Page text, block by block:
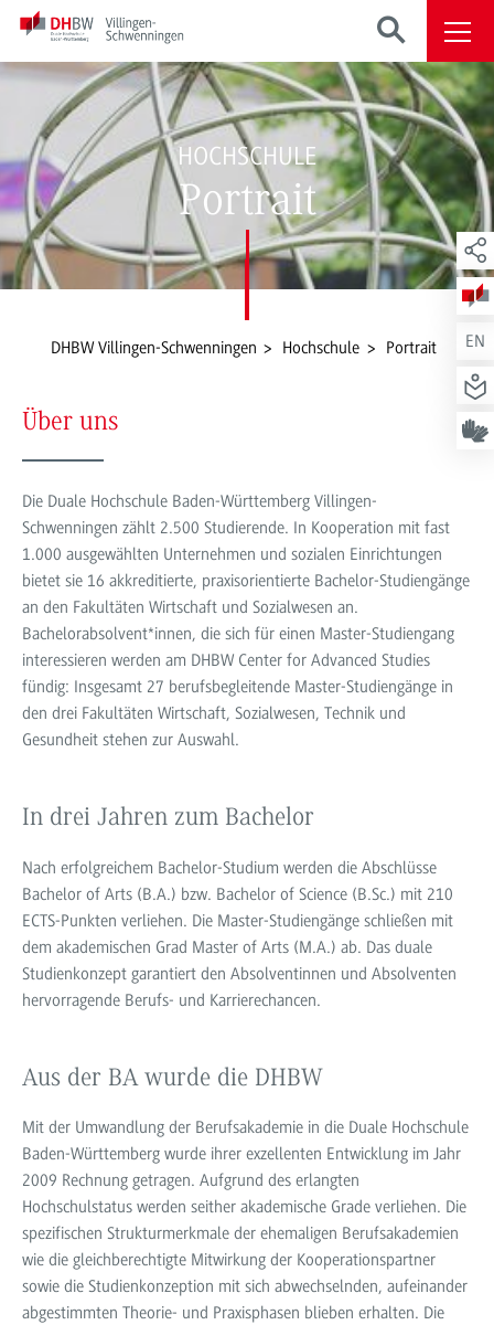
HOCHSCHULE
Portrait
EN
DHBW Villingen-Schwenningen Hochschule Portrait
Über uns
Die Duale Hochschule Baden-Württemberg Villingen-
Schwenningen zählt 2.500 Studierende. In Kooperation mit fast
1.000 ausgewählten Unternehmen und sozialen Einrichtungen
bietet sie 16 akkreditierte, praxisorientierte Bachelor-Studiengänge
an den Fakultäten Wirtschaft und Sozialwesen an.
Bachelorabsolvent*innen, die sich für einen Master-Studiengang
interessieren werden am DHBW Center for Advanced Studies
fündig: Insgesamt 27 berufsbegleitende Master-Studiengänge in
den drei Fakultäten Wirtschaft, Sozialwesen, Technik und
Gesundheit stehen zur Auswahl.
In drei Jahren zum Bachelor
Nach erfolgreichem Bachelor-Studium werden die Abschlüsse
Bachelor of Arts (B.A.) bzw. Bachelor of Science (B.Sc.) mit 210
ECTS-Punkten verliehen. Die Master-Studiengänge schließen mit
dem akademischen Grad Master of Arts (M.A.) ab. Das duale
Studienkonzept garantiert den Absolventinnen und Absolventen
hervorragende Berufs- und Karrierechancen.
Aus der BA wurde die DHBW
Mit der Umwandlung der Berufsakademie in die Duale Hochschule
Baden-Württemberg wurde ihrer exzellenten Entwicklung im Jahr
2009 Rechnung getragen. Aufgrund des erlangten
Hochschulstatus werden seither akademische Grade verliehen. Die
spezifischen Strukturmerkmale der ehemaligen Berufsakademien
wie die gleichberechtigte Mitwirkung der Kooperationspartner
sowie die Studienkonzeption mit sich abwechselnden, aufeinander
abgestimmten Theorie- und Praxisphasen blieben erhalten. Die